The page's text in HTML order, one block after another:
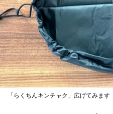
「らくちんキンチャク」広げてみます